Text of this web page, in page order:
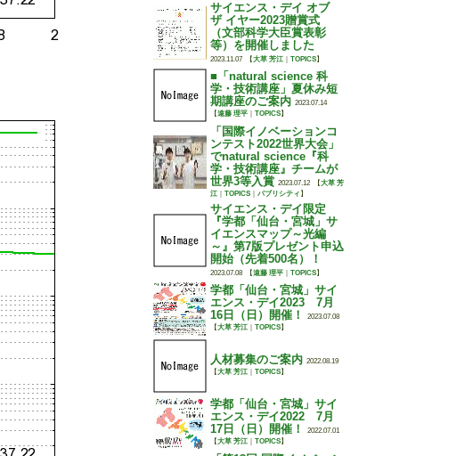
サイエンス・デイ オブ
ザ イヤー2023贈賞式
（文部科学大臣賞表彰
等）を開催しました
2023.11.07 【大草 芳江 TOPICS】
■「natural science 科
学・技術講座」夏休み短
期講座のご案内 2023.07.14
【遠藤 理平 TOPICS】
「国際イノベーションコ
ンテスト2022世界大会」
でnatural science『科
学・技術講座』チームが
世界3等入賞 2023.07.12 【大草 芳
江
TOPICS パブリシティ 】
サイエンス・デイ限定
『学都「仙台・宮城」サ
イエンスマップ～光編
～』第7版プレゼント申込
開始（先着500名）！
2023.07.08 【遠藤 理平 TOPICS】
学都「仙台・宮城」サイ
エンス・デイ2023 7月
16日（日）開催！
2023.07.08
【大草 芳江 TOPICS】
人材募集のご案内 2022.08.19
【大草 芳江 TOPICS】
学都「仙台・宮城」サイ
エンス・デイ2022 7月
17日（日）開催！
2022.07.01
【大草 芳江 TOPICS】